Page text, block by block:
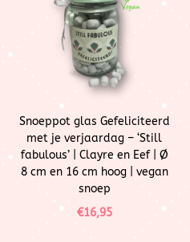
Snoeppot glas Gefeliciteerd
met je verjaardag – ‘Still
fabulous’ | Clayre en Eef | Ø
8 cm en 16 cm hoog | vegan
snoep
€16,95